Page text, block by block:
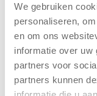
We gebruiken
personaliseren,
en om ons
informatie over uw
partners voor
partners kunnen
en houders.